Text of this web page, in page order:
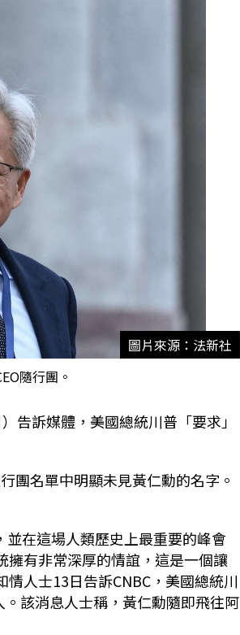
圖片來源：法新社
隨行團。
告訴媒體，美國總統川普「要求」
團名單中明顯未見黃仁勳的名字。
在這場人類歷史上最重要的峰會
擁有非常深厚的情誼，這是一個讓
人士13日告訴CNBC，美國總統川
該消息人士稱，黃仁勳隨即飛往阿